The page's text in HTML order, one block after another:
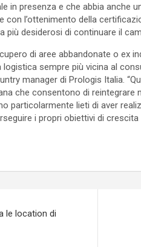
in presenza e che abbia anche
l’ottenimento della
desiderosi di continuare il
di aree abbandonate o ex
sempre più vicina al
manager di Prologis Italia.
che consentono di
particolarmente lieti di aver
i propri obiettivi di crescita
le location di